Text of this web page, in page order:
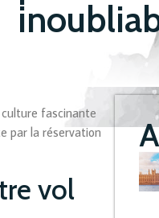
fascinante
par la réservation
vol